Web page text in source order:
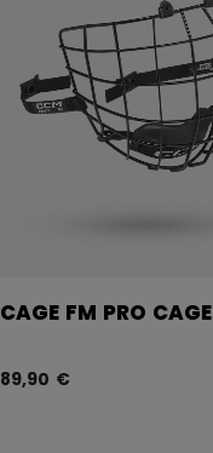
CAGE FM PRO CAGE
89,90 €